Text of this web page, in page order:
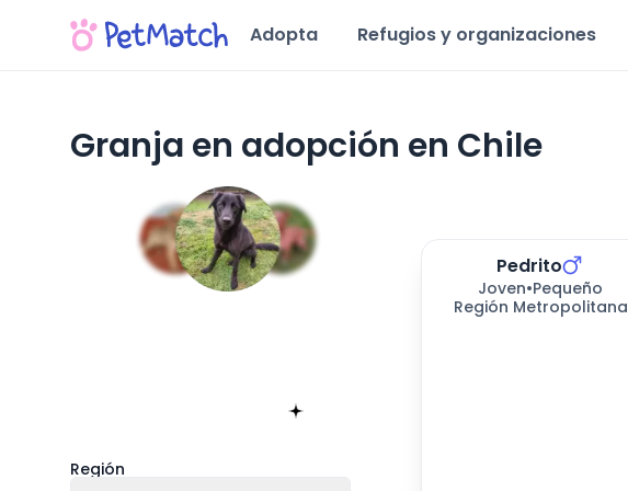
Adopta Refugios y organizaciones
Granja en adopción en Chile
Región
Pedrito
Joven•Pequeño
Región Metropolitana